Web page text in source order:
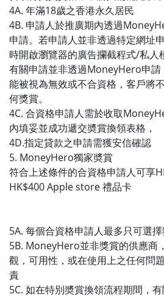
4A. 年滿18歲之香港永久居民
4B. 申請人於推廣期內透過
申請。若申請人並非透過特定網址
時開啟瀏覽器的廣告攔截程式/私人
有關申請並非透過MoneyHero申請
能被視為無效或不合資格，客戶將
何獎賞。
4C. 合資格申請人需於收取
內填妥並成功遞交奬賞換領表格，
4D.指定貸款之申請需獲安信確認
5. MoneyHero獨家奬賞
符合上述條件的合資格申請人可享
HK$400 Apple store 禮品卡
5A. 每個合資格申請人最多只可選
5B. MoneyHero並非獎賞的供應商
觀，可用性，或在使用上之任何問
責
5C. 如在特別奬賞換領流程期間，